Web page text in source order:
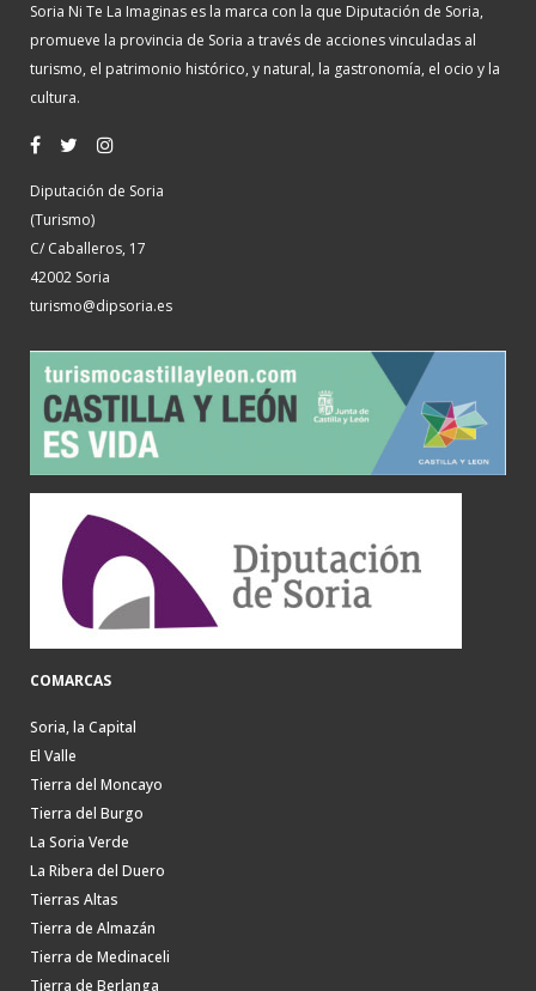
Soria Ni Te La Imaginas es la marca con la que Diputación de Soria,
promueve la provincia de Soria a través de acciones vinculadas al
turismo, el patrimonio histórico, y natural, la gastronomía, el ocio y la
cultura.
Diputación de Soria
(Turismo)
C/ Caballeros, 17
42002 Soria
turismo@dipsoria.es
COMARCAS
Soria, la Capital
El Valle
Tierra del Moncayo
Tierra del Burgo
La Soria Verde
La Ribera del Duero
Tierras Altas
Tierra de Almazán
Tierra de Medinaceli
Tierra de Berlanga